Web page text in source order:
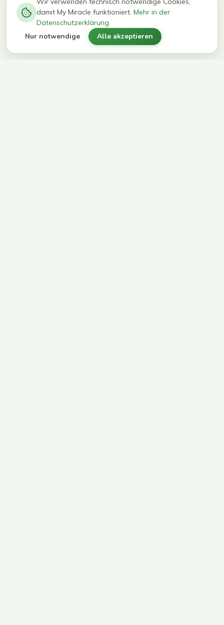
kg in 12
Wochen
erreichen
ihr Ziel
damit My Miracle funktioniert. Mehr in der
Datenschutzerklärung
Nur notwendige Alle akzeptieren